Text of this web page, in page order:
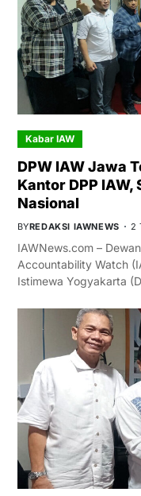
Kabar IAW
DPW IAW Jawa
Kantor DPP
Nasional
BYREDAKSI IAWNEWS 2
IAWNews.com –
Accountability Watch
Istimewa Yogyakarta